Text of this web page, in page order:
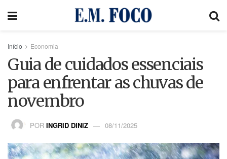
Início Economia
Guia de cuidados essenciais
para enfrentar as chuvas de
novembro
POR INGRID DINIZ 08/11/2025